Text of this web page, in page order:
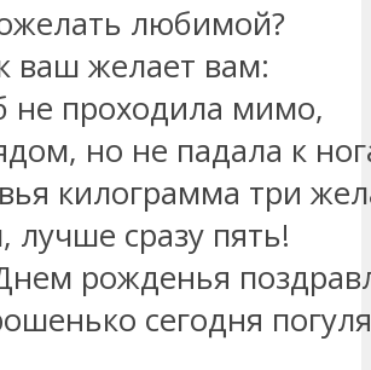
любимой?
ваш желает вам:
не проходила мимо,
но не падала к
килограмма три
лучше сразу пять!
рожденья
сегодня